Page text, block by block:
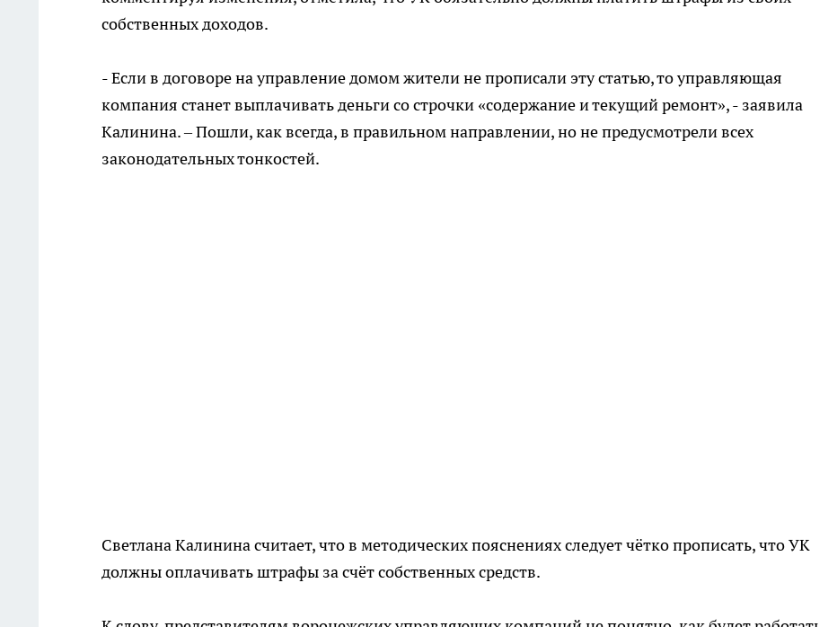
собственных доходов.
- Если в договоре на управление домом жители не прописали эту статью, то управляющая
компания станет выплачивать деньги со строчки «содержание и текущий ремонт», - заявила
Калинина. – Пошли, как всегда, в правильном направлении, но не предусмотрели всех
законодательных тонкостей.
Светлана Калинина считает, что в методических пояснениях следует чётко прописать, что УК
должны оплачивать штрафы за счёт собственных средств.